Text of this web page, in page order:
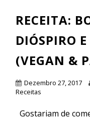
RECEITA:
DIÓSPIRO
(VEGAN &
Dezembro 27, 2017
Receitas
Gostariam de